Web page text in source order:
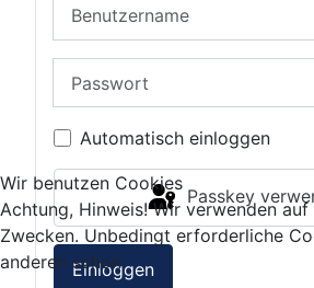
Automatisch einloggen
Passkey
Einloggen
Wir benutzen Cookies
Achtung, Hinweis! Wir verwenden
Zwecken. Unbedingt erforderliche
anderen schon.